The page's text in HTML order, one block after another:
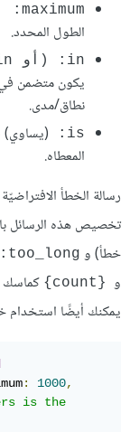
maximum:
الطول المحدد.
in: (أو within:)
يكون متضمن في
نطاق/مدى.
is:
(يساوي)
المعطاه.
رسالة الخطأ
تخصيص هذه الرسائل
خطأ) و too_long:
و {count}
كماسك
يمكنك أيضًا استخدام
: 1000,
is the